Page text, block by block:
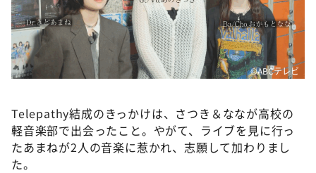
©ABCテレビ
Telepathy結成のきっかけは、さつき＆ななが高校の
軽音楽部で出会ったこと。やがて、ライブを見に行っ
たあまねが2人の音楽に惹かれ、志願して加わりまし
た。